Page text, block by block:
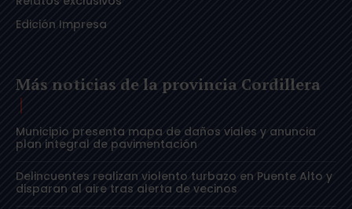
Edición Impresa
Más noticias de la provincia Cordillera
Municipio presenta mapa de daños viales y anuncia
plan integral de pavimentación
Delincuentes realizan violento turbazo en Puente Alto y
disparan al aire tras alerta de vecinos